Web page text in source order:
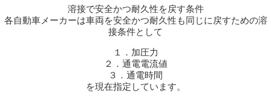
溶接で安全かつ耐久性を戻す条件
各自動車メーカーは車両を安全かつ耐久性も同じに戻すための溶
接条件として
１．加圧力
２．通電電流値
３．通電時間
を現在指定しています。